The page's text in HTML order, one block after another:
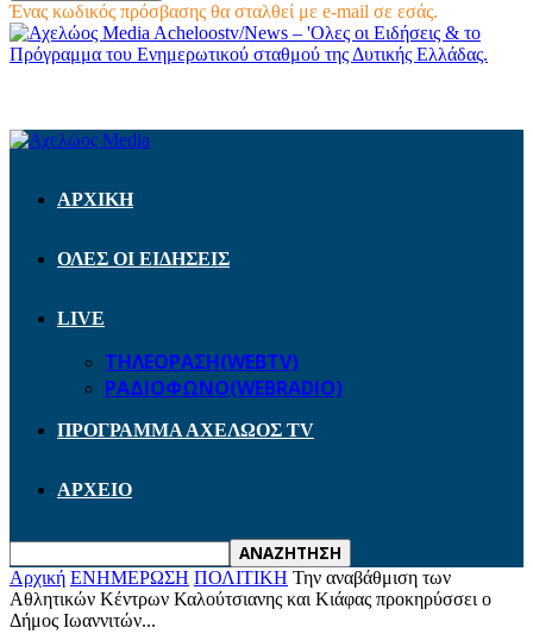
Ένας κωδικός πρόσβασης θα σταλθεί με e-mail σε εσάς.
Acheloostv/News – 'Ολες οι Ειδήσεις & το
Πρόγραμμα του Ενημερωτικού σταθμού της Δυτικής Ελλάδας.
ΑΡΧΙΚΗ
ΟΛΕΣ ΟΙ ΕΙΔΗΣΕΙΣ
LIVE
ΤΗΛΕΟΡΑΣΗ(WEBTV)
ΡΑΔΙΟΦΩΝΟ(WEBRADIO)
ΠΡΟΓΡΑΜΜΑ ΑΧΕΛΩΟΣ TV
ΑΡΧΕΙΟ
Αρχική ΕΝΗΜΕΡΩΣΗ ΠΟΛΙΤΙΚΗ Την αναβάθμιση των
Αθλητικών Κέντρων Καλούτσιανης και Κιάφας προκηρύσσει ο
Δήμος Ιωαννιτών...